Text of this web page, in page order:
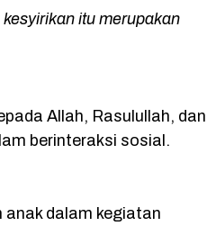
itu merupakan
Allah, Rasulullah, dan
berinteraksi sosial.
anak dalam kegiatan